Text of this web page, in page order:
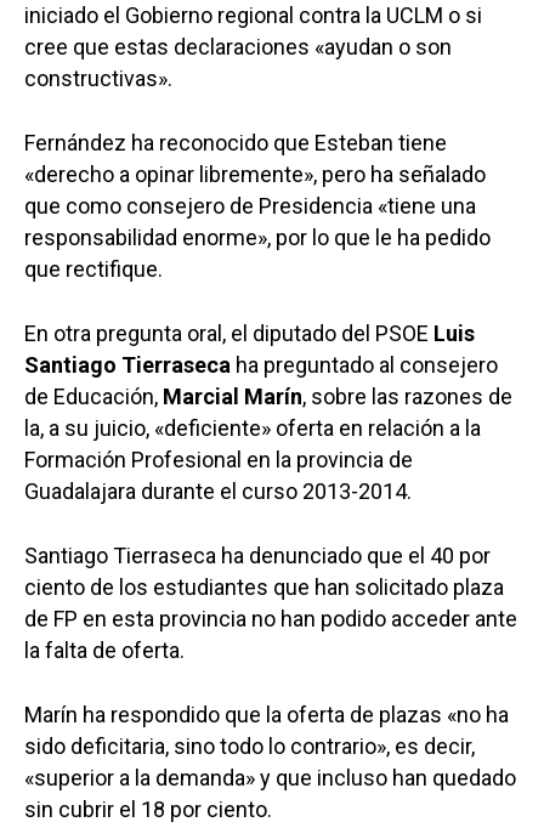
iniciado el Gobierno regional contra la UCLM o si
cree que estas declaraciones «ayudan o son
constructivas».
Fernández ha reconocido que Esteban tiene
«derecho a opinar libremente», pero ha señalado
que como consejero de Presidencia «tiene una
responsabilidad enorme», por lo que le ha pedido
que rectifique.
En otra pregunta oral, el diputado del PSOE Luis
Santiago Tierraseca ha preguntado al consejero
de Educación, Marcial Marín, sobre las razones de
la, a su juicio, «deficiente» oferta en relación a la
Formación Profesional en la provincia de
Guadalajara durante el curso 2013-2014.
Santiago Tierraseca ha denunciado que el 40 por
ciento de los estudiantes que han solicitado plaza
de FP en esta provincia no han podido acceder ante
la falta de oferta.
Marín ha respondido que la oferta de plazas «no ha
sido deficitaria, sino todo lo contrario», es decir,
«superior a la demanda» y que incluso han quedado
sin cubrir el 18 por ciento.